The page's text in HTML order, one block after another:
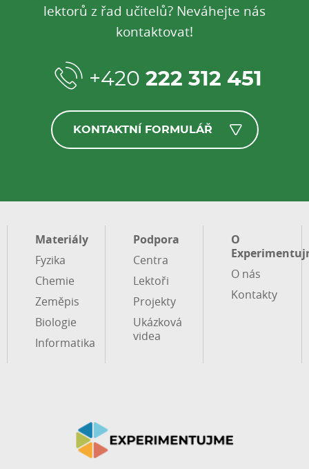
lektorů z řad učitelů? Neváhejte nás
kontaktovat!
+420 222 312 451
KONTAKTNÍ FORMULÁŘ
Materiály
Fyzika
Chemie
Zeměpis
Biologie
Informatika
Podpora
Centra
Lektoři
Projekty
Ukázková
videa
O
O nás
Kontakty